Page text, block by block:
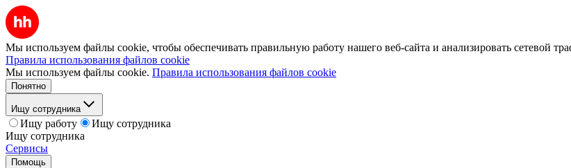
Мы используем файлы cookie, чтобы обеспечивать правильную работу нашего веб-сайта и анализировать сетевой
Правила использования файлов cookie
Мы используем файлы cookie. Правила использования файлов cookie
Понятно
Ищу сотрудника
Ищу работу
Ищу сотрудника
Ищу сотрудника
Сервисы
Помощь